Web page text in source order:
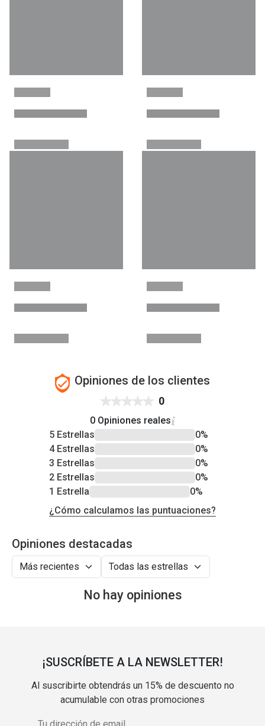
Opiniones de los clientes
0
0 Opiniones reales
5 Estrellas
0%
4 Estrellas
0%
3 Estrellas
0%
2 Estrellas
0%
1 Estrella
0%
¿Cómo calculamos las puntuaciones?
Opiniones destacadas
No hay opiniones
¡SUSCRÍBETE A LA NEWSLETTER!
Al suscribirte obtendrás un 15% de descuento no
acumulable con otras promociones